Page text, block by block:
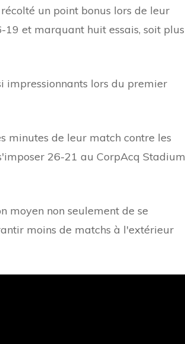
un point bonus lors de leur
et marquant huit essais, soit plus
impressionnants lors du premier
minutes de leur match contre les
26-21 au CorpAcq Stadium
moyen non seulement de se
moins de matchs à l'extérieur